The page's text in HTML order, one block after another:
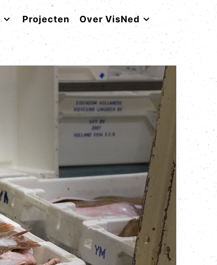
Projecten Over VisNed